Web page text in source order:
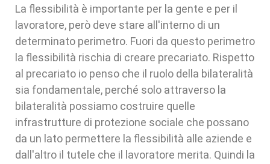
La flessibilità è importante per la gente e per il
lavoratore, però deve stare all'interno di un
determinato perimetro. Fuori da questo perimetro
la flessibilità rischia di creare precariato. Rispetto
al precariato io penso che il ruolo della bilateralità
sia fondamentale, perché solo attraverso la
bilateralità possiamo costruire quelle
infrastrutture di protezione sociale che possano
da un lato permettere la flessibilità alle aziende e
dall'altro il tutele che il lavoratore merita. Quindi la